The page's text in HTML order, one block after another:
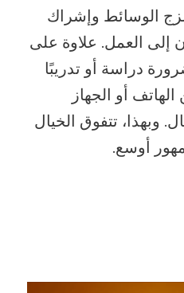
الوسائط وإشراك
إلى العمل. علاوة على
دراسة أو تدريبًا
أو الجهاز
وبهذا، تتفوق الخيال
أوسع.